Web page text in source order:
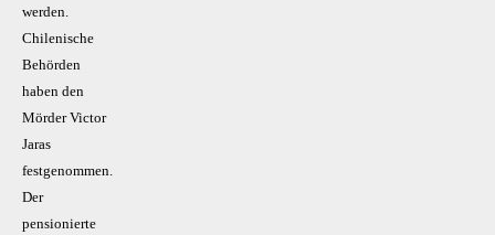
werden.
Chilenische
Behörden
haben den
Mörder Victor
Jaras
festgenommen.
Der
pensionierte